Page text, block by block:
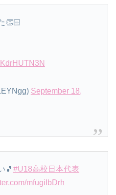
👏🏻
September 18,
🎵 #U18高校日本代表
mfugiIbDrh